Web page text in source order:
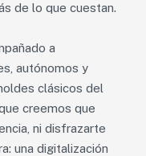
de lo que cuestan.
a
autónomos y
clásicos del
creemos que
ni disfrazarte
una digitalización